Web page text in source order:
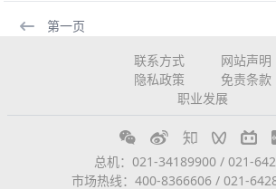
第一页
联系方式
网站声明
隐私政策
免责条款
职业发展
总机：021-34189900 / 021-
市场热线：400-8366606 / 021-